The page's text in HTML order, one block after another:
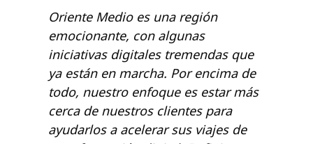
Oriente Medio es una región
emocionante, con algunas
iniciativas digitales tremendas que
ya están en marcha. Por encima de
todo, nuestro enfoque es estar más
cerca de nuestros clientes para
ayudarlos a acelerar sus viajes de